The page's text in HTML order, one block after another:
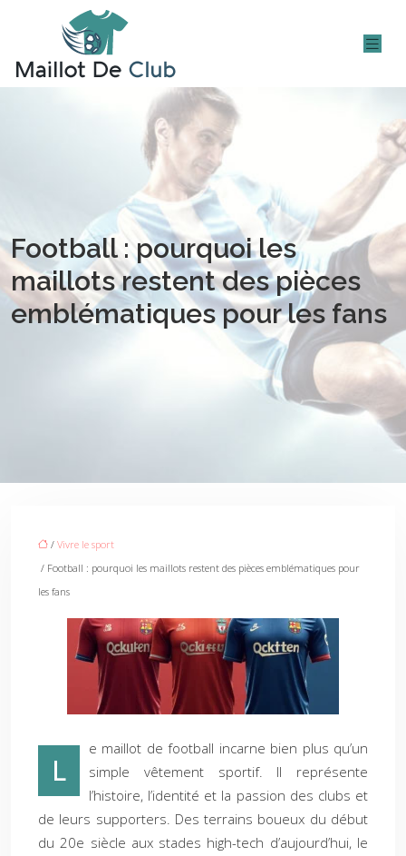
Football : pourquoi les
maillots restent des pièces
emblématiques pour les fans
/ Vivre le sport
/ Football : pourquoi les maillots restent des pièces emblématiques pour
les fans
L
e maillot de football incarne bien plus qu’un
simple vêtement sportif. Il représente
l’histoire, l’identité et la passion des clubs et
de leurs supporters. Des terrains boueux du début
du 20e siècle aux stades high-tech d’aujourd’hui, le